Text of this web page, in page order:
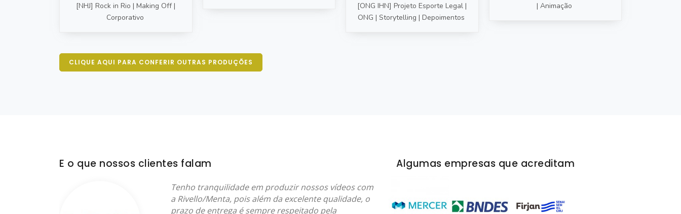
| Animação
[NHJ] Rock in Rio | Making Off |
Corporativo
[ONG IHN] Projeto Esporte Legal |
ONG | Storytelling | Depoimentos
CLIQUE AQUI PARA CONFERIR OUTRAS PRODUÇÕES
E o que nossos clientes falam
Tenho tranquilidade em produzir nossos vídeos com
a Rivello/Menta, pois além da excelente qualidade, o
prazo de entrega é sempre respeitado pela
solicitações. Equipe de Campo teve um
adequado no local de gravação e atendeu as
Algumas empresas que acreditam